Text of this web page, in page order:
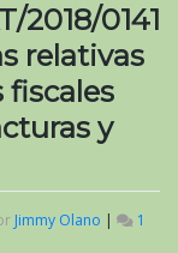
2018/0141
relativas
y
Jimmy Olano |
1